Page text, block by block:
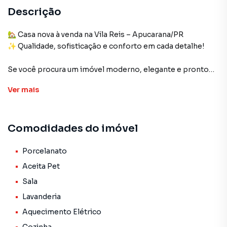
Descrição
🏡 Casa nova à venda na Vila Reis – Apucarana/PR
✨ Qualidade, sofisticação e conforto em cada detalhe!
Se você procura um imóvel moderno, elegante e pronto
superar suas expectativas.
amplitude, funcionalidade e excelente acabamento, o
proporcionam mais conforto para toda a família.
natural, ventilação e sensação de espaço.
🔹 Portas em vidro temperado Blindex 10mm e janelas em
Blindex 8mm, garantindo sofisticação, segurança e
Ver mais
Comodidades do imóvel
Porcelanato
Aceita Pet
Sala
Lavanderia
Aquecimento Elétrico